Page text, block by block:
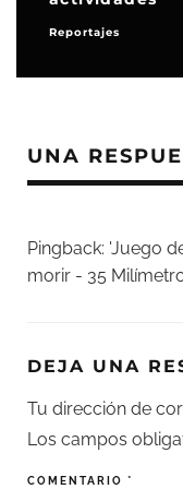
Reportajes
UNA
Pingback: 'Juego
morir - 35
DEJA UNA
Tu dirección de
Los campos
COMENTARIO *